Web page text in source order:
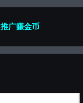
推广赚金币